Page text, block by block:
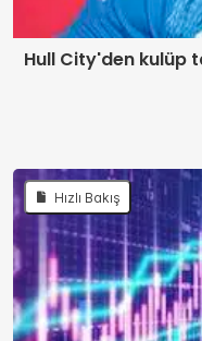
Hull City'den kulüp
Hızlı Bakış